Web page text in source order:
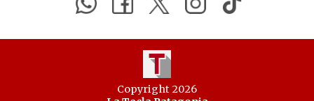
Copyright 2026